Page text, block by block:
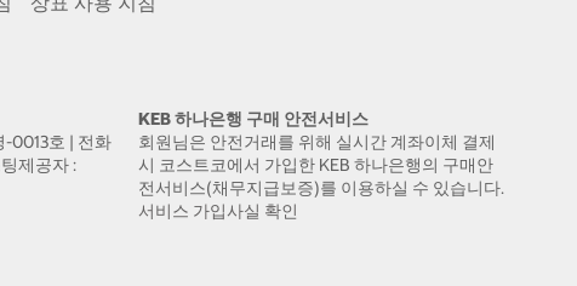
-0013호 | 전화
제공자 :
KEB 하나은행 구매 안전서비스
회원님은 안전거래를 위해 실시간 계좌이체 결제
시 코스트코에서 가입한 KEB 하나은행의 구매안
전서비스(채무지급보증)를 이용하실 수 있습니다.
서비스 가입사실 확인